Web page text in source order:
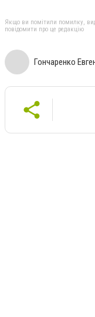
Якщо ви помітили помилку,
повідомити про це редакцію
Гончаренко